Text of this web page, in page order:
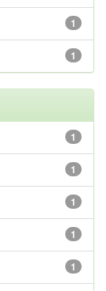
1
1
1
1
1
1
1